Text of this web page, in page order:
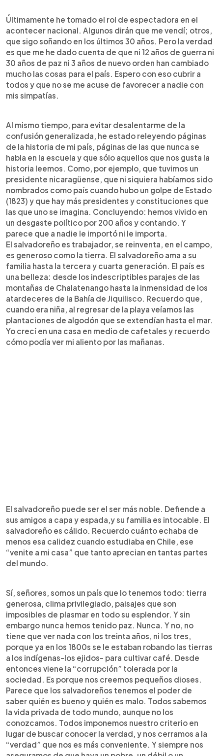
Escuchar artículo
Últimamente he tomado el rol de espectadora en el
acontecer nacional. Algunos dirán que me vendí; otros,
que sigo soñando en los últimos 30 años. Pero la verdad
es que me he dado cuenta de que ni 12 años de guerra ni
30 años de paz ni 3 años de nuevo orden han cambiado
mucho las cosas para el país. Espero con eso cubrir a
todos y que no se me acuse de favorecer a nadie con
mis simpatías.
Al mismo tiempo, para evitar desalentarme de la
confusión generalizada, he estado releyendo páginas
de la historia de mi país, páginas de las que nunca se
habla en la escuela y que sólo aquellos que nos gusta la
historia leemos. Como, por ejemplo, que tuvimos un
presidente nicaragüense, que ni siquiera habíamos sido
nombrados como país cuando hubo un golpe de Estado
(1823) y que hay más presidentes y constituciones que
las que uno se imagina. Concluyendo: hemos vivido en
un desgaste político por 200 años y contando. Y
parece que a nadie le importó ni le importa.
El salvadoreño es trabajador, se reinventa, en el campo,
es generoso como la tierra. El salvadoreño ama a su
familia hasta la tercera y cuarta generación. El país es
una belleza: desde los indescriptibles parajes de las
montañas de Chalatenango hasta la inmensidad de los
atardeceres de la Bahía de Jiquilisco. Recuerdo que,
cuando era niña, al regresar de la playa veíamos las
plantaciones de algodón que se extendían hasta el mar.
Yo crecí en una casa en medio de cafetales y recuerdo
cómo podía ver mi aliento por las mañanas.
El salvadoreño puede ser el ser más noble. Defiende a
sus amigos a capa y espada,y su familia es intocable. El
salvadoreño es cálido. Recuerdo cuánto echaba de
menos esa calidez cuando estudiaba en Chile, ese
“venite a mi casa” que tanto aprecian en tantas partes
del mundo.
Sí, señores, somos un país que lo tenemos todo: tierra
generosa, clima privilegiado, paisajes que son
imposibles de plasmar en todo su esplendor. Y sin
embargo nunca hemos tenido paz. Nunca. Y no, no
tiene que ver nada con los treinta años, ni los tres,
porque ya en los 1800s se le estaban robando las tierras
a los indígenas-los ejidos- para cultivar café. Desde
entonces viene la “corrupción” tolerada por la
sociedad. Es porque nos creemos pequeños dioses.
Parece que los salvadoreños tenemos el poder de
saber quién es bueno y quién es malo. Todos sabemos
la vida privada de todo mundo, aunque no los
conozcamos. Todos imponemos nuestro criterio en
lugar de buscar conocer la verdad, y nos cerramos a la
“verdad” que nos es más conveniente. Y siempre nos